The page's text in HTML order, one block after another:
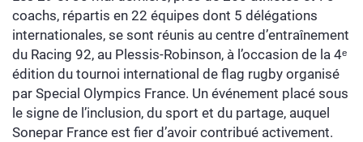
coachs, répartis en 22 équipes dont 5 délégations
internationales, se sont réunis au centre d’entraînement
du Racing 92, au Plessis-Robinson, à l’occasion de la 4ᵉ
édition du tournoi international de flag rugby organisé
par Special Olympics France. Un événement placé sous
le signe de l’inclusion, du sport et du partage, auquel
Sonepar France est fier d’avoir contribué activement.